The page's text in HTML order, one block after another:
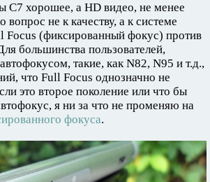
С7 хорошее, а HD видео, не менее
вопрос не к качеству, а к системе
Focus (фиксированный фокус) против
большинства пользователей,
такие, как N82, N95 и т.д.,
что Full Focus однозначно не
это второе поколение или что бы
я ни за что не променяю на
фокуса.